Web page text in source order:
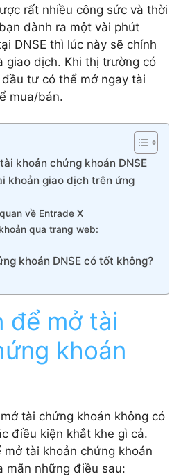
rất nhiều công sức và thời
dành ra một vài phút
DNSE thì lúc này sẽ chính
giao dịch. Khi thị trường có
tư có thể mở ngay tài
mua/bán.
khoản chứng khoán DNSE
khoản giao dịch trên ứng
về Entrade X
qua trang web:
khoán DNSE có tốt không?
để mở tài
khoán
tài chứng khoán không có
điều kiện khắt khe gì cả.
mở tài khoản chứng khoán
mãn những điều sau: